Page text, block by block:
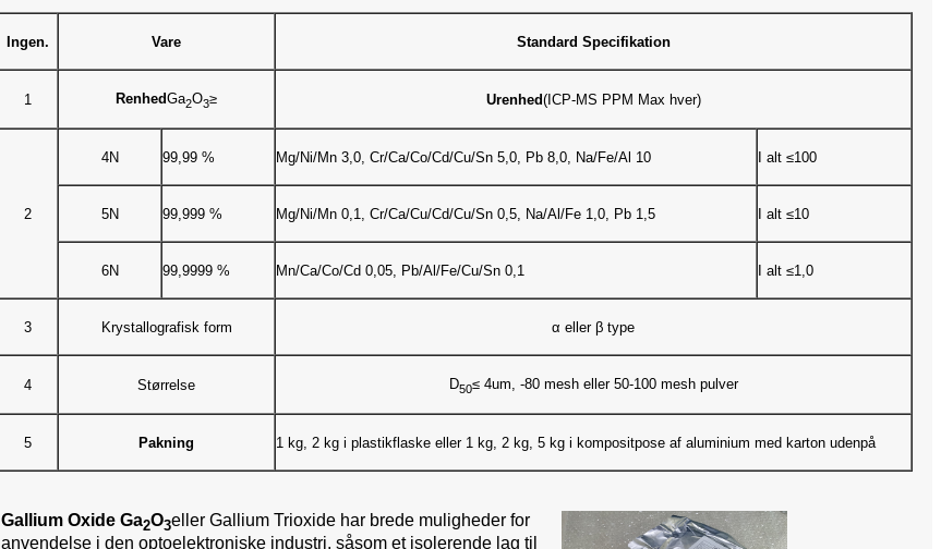
Ingen. Vare Standard Specifikation
1 RenhedGa2O3≥ Urenhed(ICP-MS PPM Max hver)
2
4N 99,99 % Mg/Ni/Mn 3,0, Cr/Ca/Co/Cd/Cu/Sn 5,0, Pb 8,0, Na/Fe/Al 10 I alt ≤100
5N 99,999 % Mg/Ni/Mn 0,1, Cr/Ca/Cu/Cd/Cu/Sn 0,5, Na/Al/Fe 1,0, Pb 1,5 I alt ≤10
6N 99,9999 % Mn/Ca/Co/Cd 0,05, Pb/Al/Fe/Cu/Sn 0,1 I alt ≤1,0
3 Krystallografisk form α eller β type
4 Størrelse D50≤ 4um, -80 mesh eller 50-100 mesh pulver
5 Pakning 1 kg, 2 kg i plastikflaske eller 1 kg, 2 kg, 5 kg i kompositpose af aluminium med karton udenpå
Gallium Oxide Ga2O3eller Gallium Trioxide har brede muligheder for
anvendelse i den optoelektroniske industri, såsom et isolerende lag til